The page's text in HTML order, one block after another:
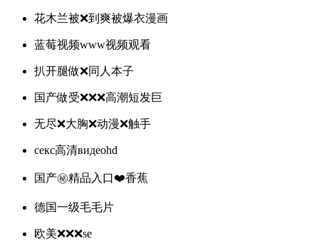
花木兰被❌到爽被爆衣漫画
蓝莓视频www视频观看
扒开腿做❌同人本子
国产做受❌❌❌高潮短发巨
无尽❌大胸❌动漫❌触手
секс高清видеоhd
国产㊙️精品入口❤️香蕉
德国一级毛毛片
欧美❌❌❌se